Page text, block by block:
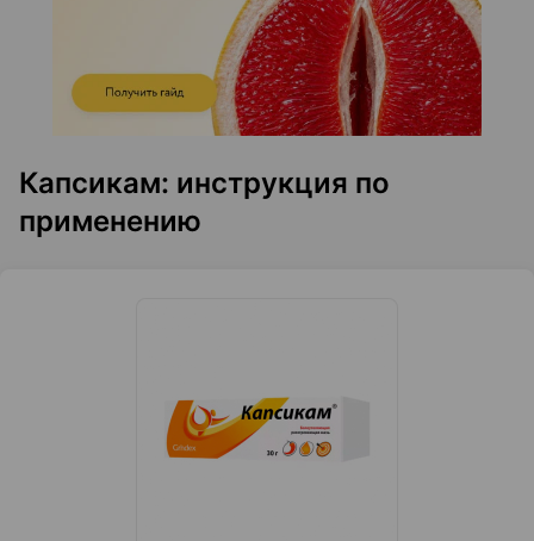
Капсикам: инструкция по
применению